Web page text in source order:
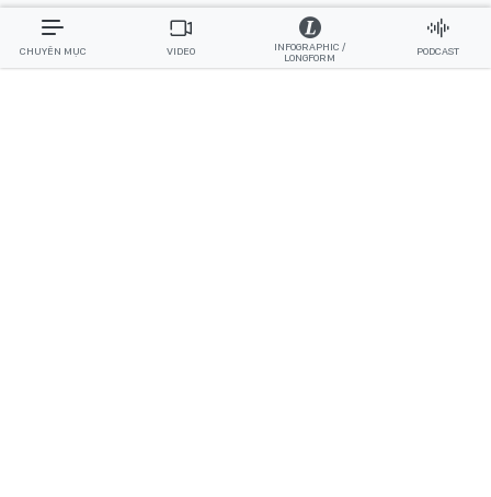
CHUYÊN MỤC VIDEO
INFOGRAPHIC /
LONGFORM
PODCAST